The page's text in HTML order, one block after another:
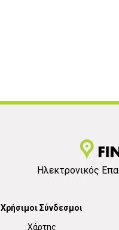
Ηλεκτρονικός
Χρήσιμοι Σύνδεσμοι
Χάρτης